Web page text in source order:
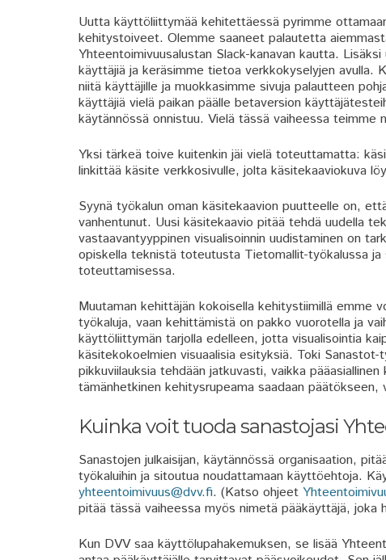
Uutta käyttöliittymää kehitettäessä pyrimme
kehitystoiveet. Olemme saaneet palautetta
Yhteentoimivuusalustan Slack-kanavan kautta.
käyttäjiä ja keräsimme tietoa verkkokyselyjen avulla.
niitä käyttäjille ja muokkasimme sivuja palautteen
käyttäjiä vielä paikan päälle betaversion
käytännössä onnistuu. Vielä tässä vaiheessa
Yksi tärkeä toive kuitenkin jäi vielä toteuttamatta:
linkittää käsite verkkosivulle, jolta käsitekaaviokuva
Syynä työkalun oman käsitekaavion puutteelle on,
vanhentunut. Uusi käsitekaavio pitää tehdä uudella
vastaavantyyppinen visualisoinnin uudistaminen on
opiskella teknistä toteutusta Tietomallit-työkalussa
toteuttamisessa.
Muutaman kehittäjän kokoisella kehitystiimillä emme
työkaluja, vaan kehittämistä on pakko vuorotella ja
käyttöliittymän tarjolla edelleen, jotta visualisointia
käsitekokoelmien visuaalisia esityksiä. Toki
pikkuviilauksia tehdään jatkuvasti, vaikka
tämänhetkinen kehitysrupeama saadaan
Kuinka voit tuoda sanastojasi
Sanastojen julkaisijan, käytännössä organisaation,
työkaluihin ja sitoutua noudattamaan käyttöehtoja.
yhteentoimivuus@dvv.fi. (Katso ohjeet
pitää tässä vaiheessa myös nimetä pääkäyttäjä, joka
Kun DVV saa käyttölupahakemuksen, se lisää